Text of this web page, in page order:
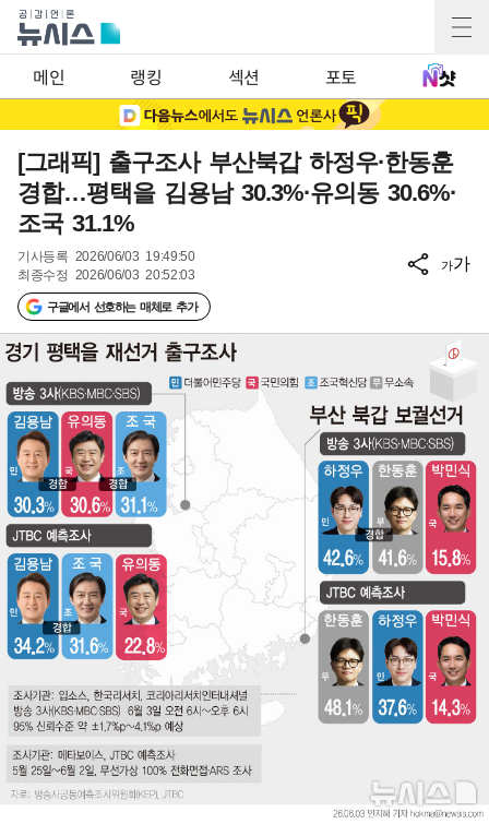
메인 랭킹 섹션 포토
[그래픽] 출구조사 부산북갑 하정우·한동훈
경합…평택을 김용남 30.3%·유의동 30.6%·
조국 31.1%
기사등록 2026/06/03 19:49:50
최종수정 2026/06/03 20:52:03
구글에서 선호하는 매체로 추가
가가